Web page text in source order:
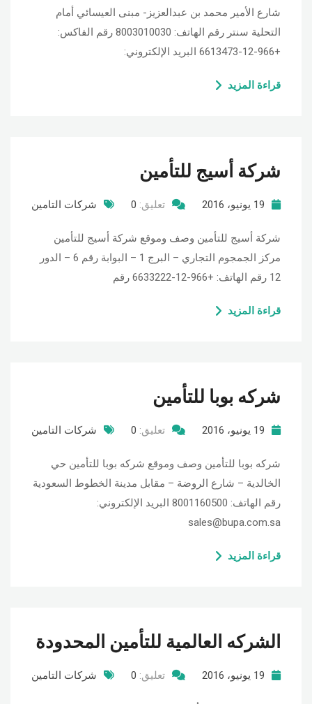
شارع الأمير محمد بن عبدالعزيز- مبنى العيسائي أمام
التحلية سنتر رقم الهاتف: 8003010030 رقم الفاكس:
+966-12-6613473 البريد الإلكتروني:
قراءة المزيد
شركة أسيج للتأمين
19 يونيو، 2016 تعليق: 0 شركات التامين
شركة أسيج للتأمين وصف وموقع شركة أسيج للتأمين
مركز الجمجوم التجاري – البرج 1 – البوابة رقم 6 – الدور
12 رقم الهاتف: +966-12-6633222 رقم
قراءة المزيد
شركه بوبا للتأمين
19 يونيو، 2016 تعليق: 0 شركات التامين
شركه بوبا للتأمين وصف وموقع شركه بوبا للتأمين حي
الخالدية – شارع الروضة – مقابل مدينة الخطوط السعودية
رقم الهاتف: 8001160500 البريد الإلكتروني:
sales@bupa.com.sa
قراءة المزيد
الشركه العالمية للتأمين المحدودة
19 يونيو، 2016 تعليق: 0 شركات التامين